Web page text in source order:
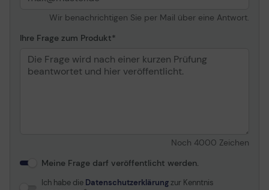
Wir benachrichtigen Sie per Mail über eine Antwort.
Ihre Frage zum Produkt
Noch 4000 Zeichen
Meine Frage darf veröffentlicht werden.
Ich habe die Datenschutzerklärungzur Kenntnis